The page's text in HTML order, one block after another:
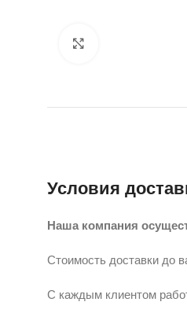
Условия
Наша компания
Стоимость доставки до
С каждым клиентом